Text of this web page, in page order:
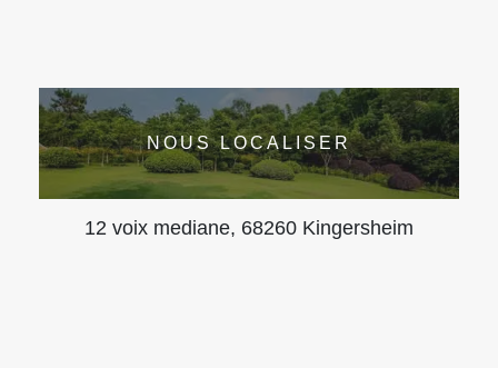
NOUS LOCALISER
12 voix mediane, 68260 Kingersheim